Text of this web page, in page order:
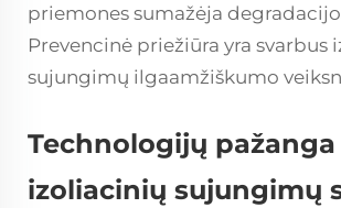
priemones sumažėja
Prevencinė priežiūra yra svarbus
sujungimų ilgaamžiškumo
Technologijų pažanga
izoliacinių sujungimų